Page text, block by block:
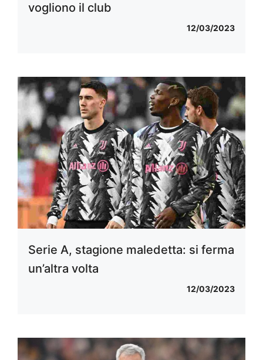
vogliono il club
12/03/2023
Serie A, stagione maledetta: si ferma
un’altra volta
12/03/2023